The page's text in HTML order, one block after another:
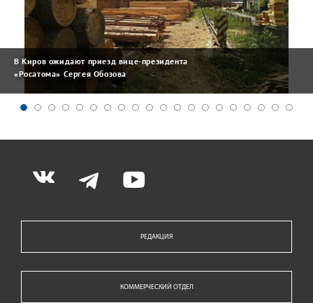
В Киров ожидают приезд вице-президента
«Росатома» Сергея Обозова
РЕДАКЦИЯ
КОММЕРЧЕСКИЙ ОТДЕЛ